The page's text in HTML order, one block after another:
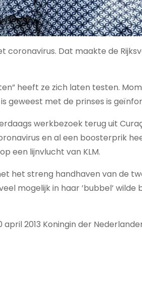
coronavirus. Dat maakte de
heeft ze zich laten testen.
geweest met de prinses is
werkbezoek terug uit
en al een boosterprik
een lijnvlucht van KLM.
het streng handhaven van de
mogelijk in haar ’bubbel’ wilde
2013 Koningin der